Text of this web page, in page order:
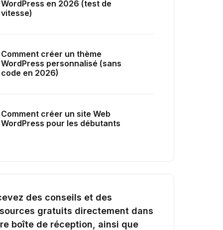
WordPress en 2026 (test de
vitesse)
Comment créer un thème
WordPress personnalisé (sans
code en 2026)
Comment créer un site Web
WordPress pour les débutants
des conseils et des
gratuits directement dans
boîte de réception, ainsi que